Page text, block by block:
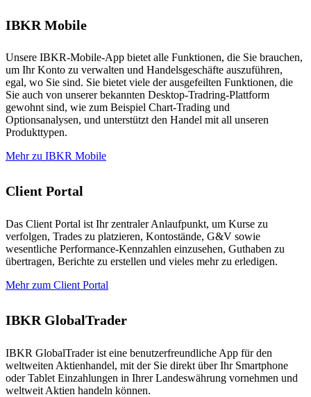
IBKR Mobile
Unsere IBKR-Mobile-App bietet alle Funktionen, die Sie brauchen,
um Ihr Konto zu verwalten und Handelsgeschäfte auszuführen,
egal, wo Sie sind. Sie bietet viele der ausgefeilten Funktionen, die
Sie auch von unserer bekannten Desktop-Tradring-Plattform
gewohnt sind, wie zum Beispiel Chart-Trading und
Optionsanalysen, und unterstützt den Handel mit all unseren
Produkttypen.
Mehr zu IBKR Mobile
Client Portal
Das Client Portal ist Ihr zentraler Anlaufpunkt, um Kurse zu
verfolgen, Trades zu platzieren, Kontostände, G&V sowie
wesentliche Performance-Kennzahlen einzusehen, Guthaben zu
übertragen, Berichte zu erstellen und vieles mehr zu erledigen.
Mehr zum Client Portal
IBKR GlobalTrader
IBKR GlobalTrader ist eine benutzerfreundliche App für den
weltweiten Aktienhandel, mit der Sie direkt über Ihr Smartphone
oder Tablet Einzahlungen in Ihrer Landeswährung vornehmen und
weltweit Aktien handeln können.